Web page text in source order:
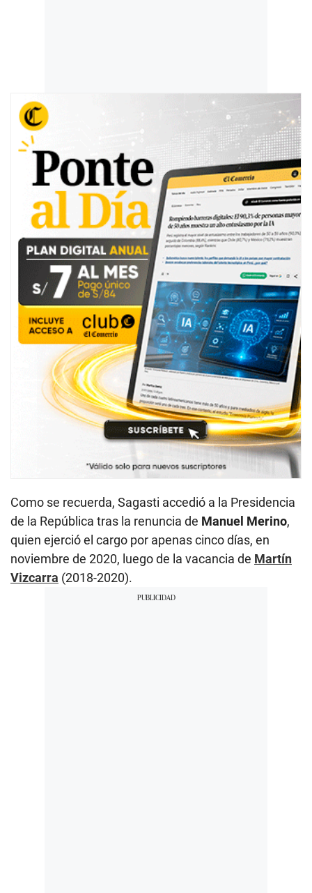
Como se recuerda, Sagasti accedió a la Presidencia
de la República tras la renuncia de Manuel Merino,
quien ejerció el cargo por apenas cinco días, en
noviembre de 2020, luego de la vacancia de Martín
Vizcarra (2018-2020).